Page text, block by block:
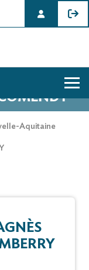
Aquitaine